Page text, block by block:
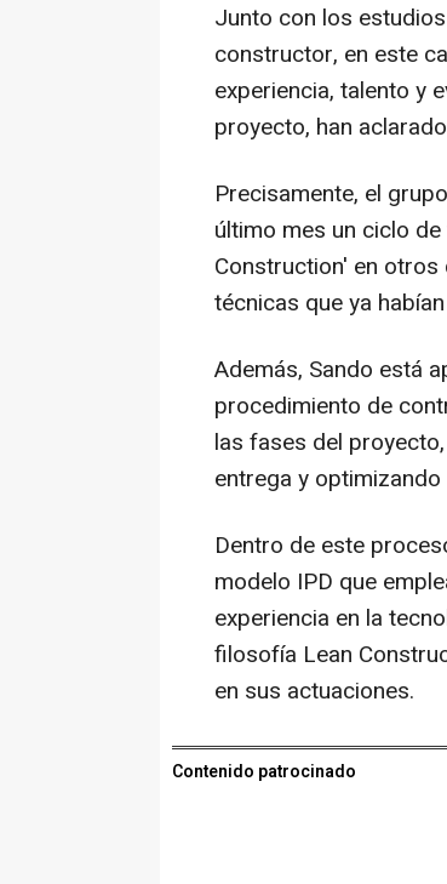
Junto con los
constructor, en este
experiencia, talento y
proyecto, han
Precisamente, el
último mes un ciclo
Construction' en
técnicas que ya
Además, Sando está
procedimiento de
las fases del
entrega y
Dentro de este
modelo IPD que
experiencia en la
filosofía Lean
en sus actuaciones.
Contenido patrocinado